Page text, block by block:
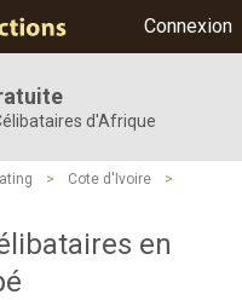
Connexion
d'Afrique
> Cote d'Ivoire
>
en